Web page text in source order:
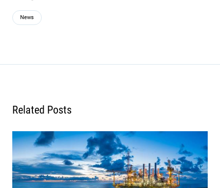
News
Related Posts